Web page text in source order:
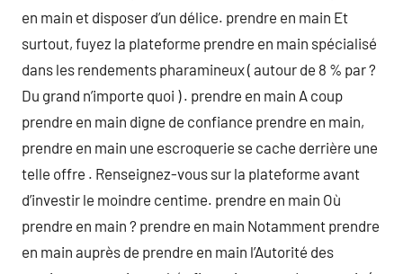
en main et disposer d’un délice. prendre en main Et
surtout, fuyez la plateforme prendre en main spécialisé
dans les rendements pharamineux ( autour de 8 % par ?
Du grand n’importe quoi ) . prendre en main A coup
prendre en main digne de confiance prendre en main,
prendre en main une escroquerie se cache derrière une
telle offre . Renseignez-vous sur la plateforme avant
d’investir le moindre centime. prendre en main Où
prendre en main ? prendre en main Notamment prendre
en main auprès de prendre en main l’Autorité des